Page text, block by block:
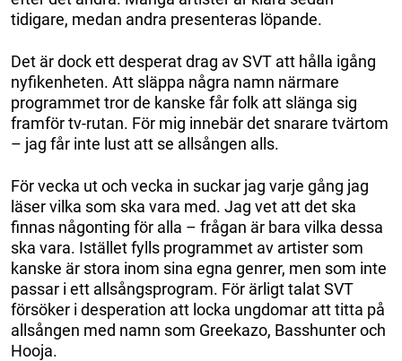
tidigare, medan andra presenteras löpande.
Det är dock ett desperat drag av SVT att hålla igång
nyfikenheten. Att släppa några namn närmare
programmet tror de kanske får folk att slänga sig
framför tv-rutan. För mig innebär det snarare tvärtom
– jag får inte lust att se allsången alls.
För vecka ut och vecka in suckar jag varje gång jag
läser vilka som ska vara med. Jag vet att det ska
finnas någonting för alla – frågan är bara vilka dessa
ska vara. Istället fylls programmet av artister som
kanske är stora inom sina egna genrer, men som inte
passar i ett allsångsprogram. För ärligt talat SVT
försöker i desperation att locka ungdomar att titta på
allsången med namn som Greekazo, Basshunter och
Hooja.